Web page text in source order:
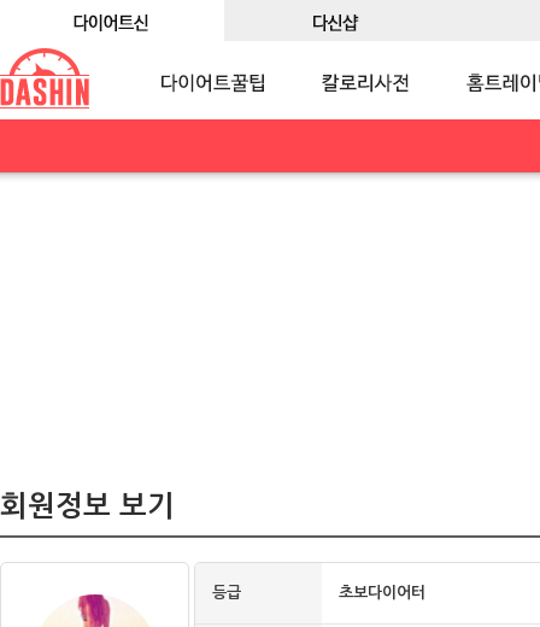
회원정보 보기
등급 초보다이어터